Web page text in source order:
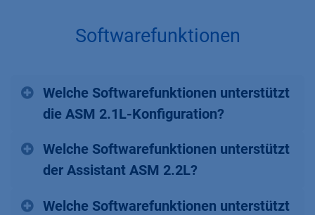
Softwarefunktionen
Welche Softwarefunktionen unterstützt
die ASM 2.1L-Konfiguration?
Welche Softwarefunktionen unterstützt
der Assistant ASM 2.2L?
Welche Softwarefunktionen unterstützt